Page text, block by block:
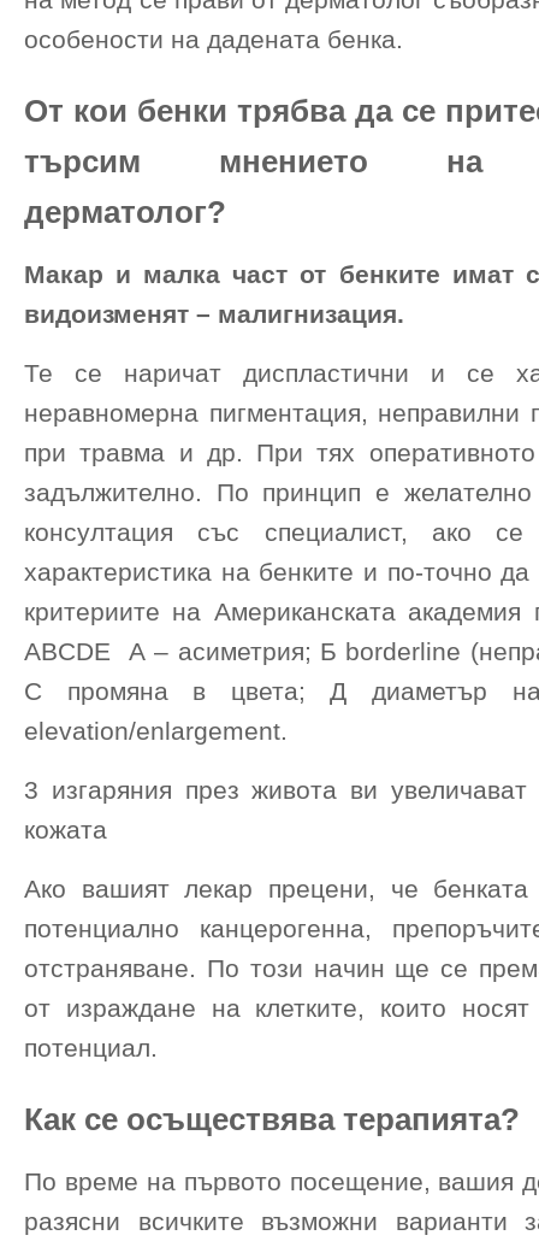
особености на дадената бенка.
От кои бенки трябва да се
търсим мнението на
дерматолог?
Макар и малка част от бенките имат
видоизменят – малигнизация.
Те се наричат диспластични и се
неравномерна пигментация, неправилни
при травма и др. При тях
задължително. По принцип е
консултация със специалист, ако
характеристика на бенките и по-точно
критериите на Американската академия
ABCDЕ А – асиметрия; Б borderline
С промяна в цвета; Д диаметър
elevation/enlargement.
3 изгаряния през живота ви
кожата
Ако вашият лекар прецени, че
потенциално канцерогенна,
отстраняване. По този начин ще се
от израждане на клетките, които
потенциал.
Как се осъществява терапията?
По време на първото посещение, вашия
разясни всичките възможни варианти